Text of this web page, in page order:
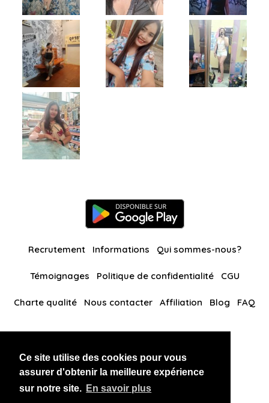
Ce site utilise des cookies pour vous
assurer d'obtenir la meilleure expérience
sur notre site. En savoir plus
Recrutement Informations Qui sommes-nous?
Témoignages Politique de confidentialité CGU
Charte qualité Nous contacter Affiliation Blog FAQ
BlackAndBeauties RussianKisses